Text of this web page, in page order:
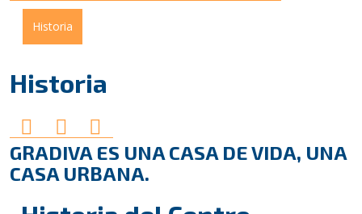
Historia
Historia
GRADIVA ES UNA CASA DE VIDA, UNA
CASA URBANA.